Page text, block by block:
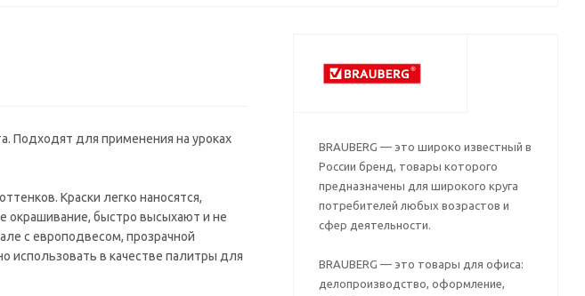
Подходят для применения на уроках
Краски легко наносятся,
окрашивание, быстро высыхают и не
с европодвесом, прозрачной
в качестве палитры для
BRAUBERG — это широко известный в
России бренд, товары которого
предназначены для широкого круга
потребителей любых возрастов и
сфер деятельности.
BRAUBERG — это товары для офиса:
делопроизводство, оформление,